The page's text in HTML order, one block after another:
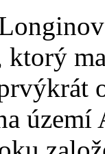
ktorý
území